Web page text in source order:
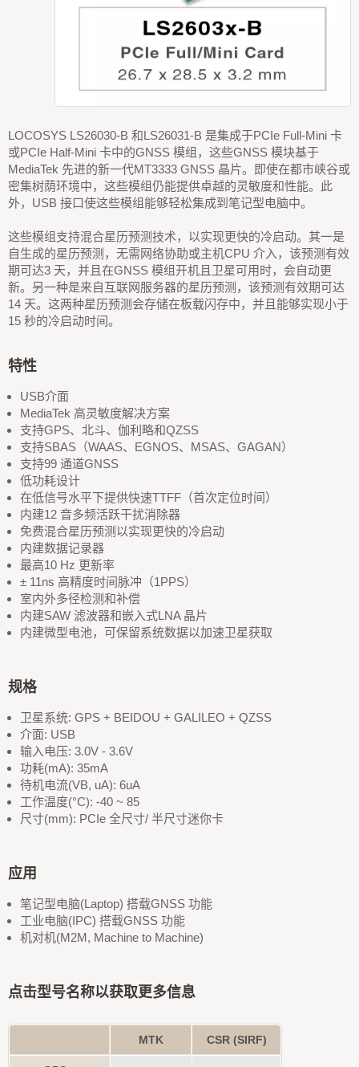
LOCOSYS LS26030-B 和LS26031-B 是集成于PCIe Full-Mini 卡
或PCIe Half-Mini 卡中的GNSS 模组，这些GNSS 模块基于
MediaTek 先进的新一代MT3333 GNSS 晶片。即使在都市峡谷或
密集树荫环境中，这些模组仍能提供卓越的灵敏度和性能。此
外，USB 接口使这些模组能够轻松集成到笔记型电脑中。
这些模组支持混合星历预测技术，以实现更快的冷启动。其一是
自生成的星历预测，无需网络协助或主机CPU 介入，该预测有效
期可达3 天，并且在GNSS 模组开机且卫星可用时，会自动更
新。另一种是来自互联网服务器的星历预测，该预测有效期可达
14 天。这两种星历预测会存储在板载闪存中，并且能够实现小于
15 秒的冷启动时间。
特性
USB介面
MediaTek 高灵敏度解决方案
支持GPS、北斗、伽利略和QZSS
支持SBAS（WAAS、EGNOS、MSAS、GAGAN）
支持99 通道GNSS
低功耗设计
在低信号水平下提供快速TTFF（首次定位时间）
内建12 音多频活跃干扰消除器
免费混合星历预测以实现更快的冷启动
内建数据记录器
最高10 Hz 更新率
± 11ns 高精度时间脉冲（1PPS）
室内外多径检测和补偿
内建SAW 滤波器和嵌入式LNA 晶片
内建微型电池，可保留系统数据以加速卫星获取
规格
卫星系统: GPS + BEIDOU + GALILEO + QZSS
介面: USB
输入电压: 3.0V - 3.6V
功耗(mA): 35mA
待机电流(VB, uA): 6uA
工作温度(°C): -40 ~ 85
尺寸(mm): PCIe 全尺寸/ 半尺寸迷你卡
应用
笔记型电脑(Laptop) 搭载GNSS 功能
工业电脑(IPC) 搭载GNSS 功能
机对机(M2M, Machine to Machine)
点击型号名称以获取更多信息
MTK CSR (SIRF)